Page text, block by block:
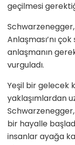
geçilmesi
Schwarzenegger,
Anlaşması’nı
anlaşmanın
vurguladı.
Yeşil bir gelecek
yaklaşımlardan
bir hayalle
insanlar ayağa